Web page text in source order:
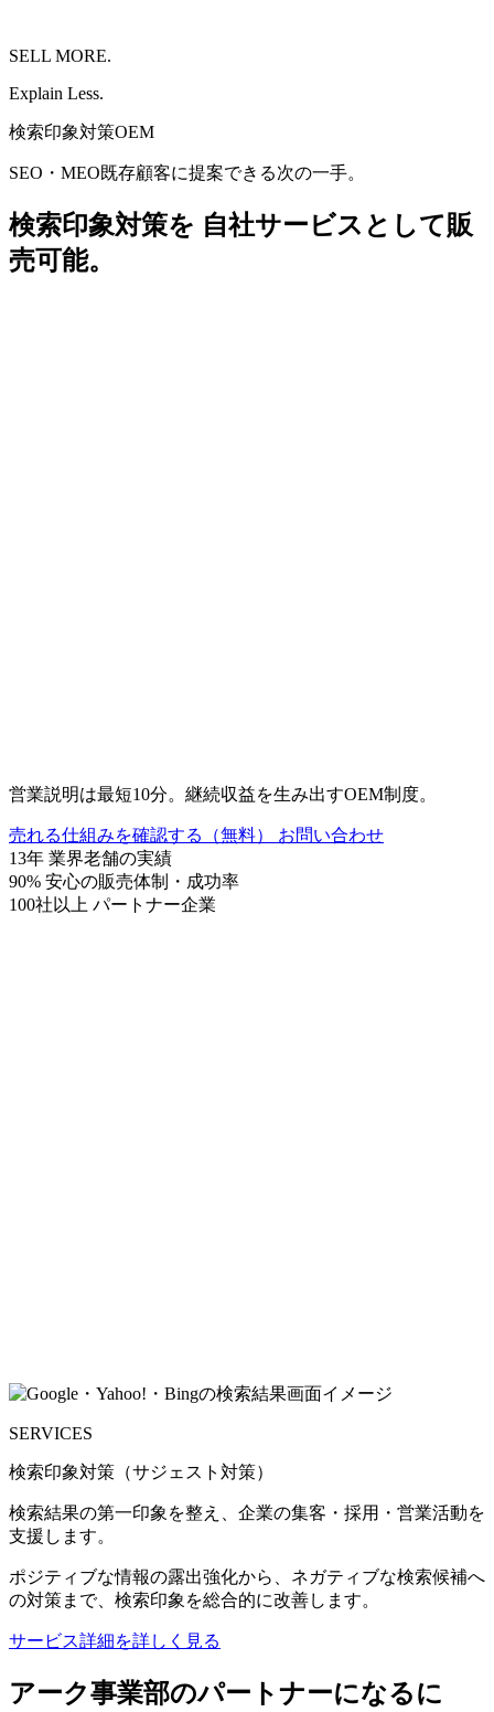
SELL MORE.
Explain Less.
検索印象対策OEM
SEO・MEO既存顧客に提案できる次の一手。
検索印象対策を 自社サービスとして販
売可能。
営業説明は最短10分。継続収益を生み出すOEM制度。
売れる仕組みを確認する（無料） お問い合わせ
13年 業界老舗の実績
90% 安心の販売体制・成功率
100社以上 パートナー企業
SERVICES
検索印象対策（サジェスト対策）
検索結果の第一印象 を整え、 企業の集客・採用・営業活動を
支援します。
ポジティブな情報の露出強化から、ネガティブな検索候補へ
の対策まで、検索印象を総合的に改善します。
サービス詳細を詳しく見る
アーク事業部のパートナーになるに